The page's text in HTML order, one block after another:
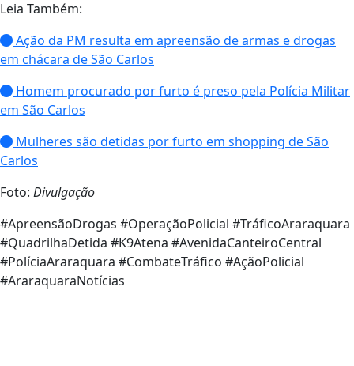
Leia Também:
Ação da PM resulta em apreensão de armas e drogas
em chácara de São Carlos
Homem procurado por furto é preso pela Polícia Militar
em São Carlos
Mulheres são detidas por furto em shopping de São
Carlos
Foto: Divulgação
#ApreensãoDrogas #OperaçãoPolicial #TráficoAraraquara
#QuadrilhaDetida #K9Atena #AvenidaCanteiroCentral
#PolíciaAraraquara #CombateTráfico #AçãoPolicial
#AraraquaraNotícias